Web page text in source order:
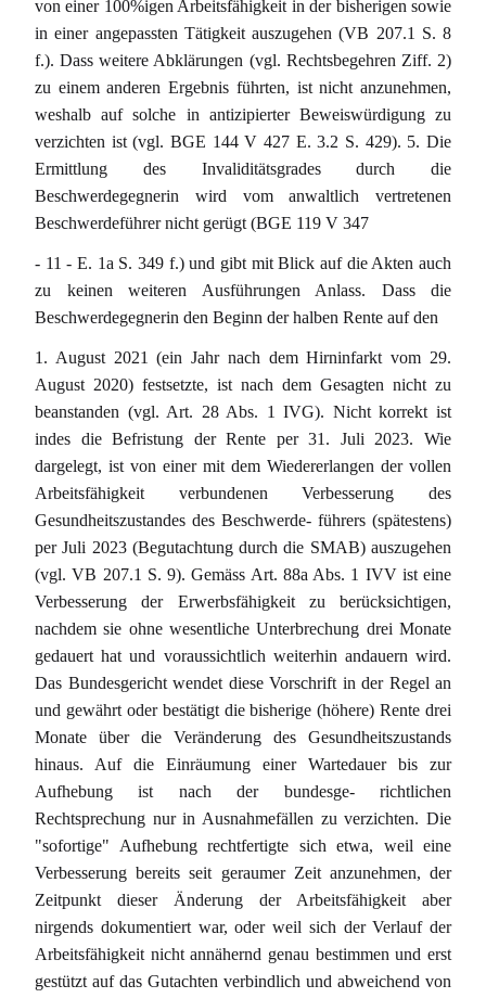
von einer 100%igen Arbeitsfähigkeit in der bisherigen sowie
in einer angepassten Tätigkeit auszugehen (VB 207.1 S. 8
f.). Dass weitere Abklärungen (vgl. Rechtsbegehren Ziff. 2)
zu einem anderen Ergebnis führten, ist nicht anzunehmen,
weshalb auf solche in antizipierter Beweiswürdigung zu
verzichten ist (vgl. BGE 144 V 427 E. 3.2 S. 429). 5. Die
Ermittlung des Invaliditätsgrades durch die
Beschwerdegegnerin wird vom anwaltlich vertretenen
Beschwerdeführer nicht gerügt (BGE 119 V 347
- 11 - E. 1a S. 349 f.) und gibt mit Blick auf die Akten auch
zu keinen weiteren Ausführungen Anlass. Dass die
Beschwerdegegnerin den Beginn der halben Rente auf den
1. August 2021 (ein Jahr nach dem Hirninfarkt vom 29.
August 2020) festsetzte, ist nach dem Gesagten nicht zu
beanstanden (vgl. Art. 28 Abs. 1 IVG). Nicht korrekt ist
indes die Befristung der Rente per 31. Juli 2023. Wie
dargelegt, ist von einer mit dem Wiedererlangen der vollen
Arbeitsfähigkeit verbundenen Verbesserung des
Gesundheitszustandes des Beschwerde- führers (spätestens)
per Juli 2023 (Begutachtung durch die SMAB) auszugehen
(vgl. VB 207.1 S. 9). Gemäss Art. 88a Abs. 1 IVV ist eine
Verbesserung der Erwerbsfähigkeit zu berücksichtigen,
nachdem sie ohne wesentliche Unterbrechung drei Monate
gedauert hat und voraussichtlich weiterhin andauern wird.
Das Bundesgericht wendet diese Vorschrift in der Regel an
und gewährt oder bestätigt die bisherige (höhere) Rente drei
Monate über die Veränderung des Gesundheitszustands
hinaus. Auf die Einräumung einer Wartedauer bis zur
Aufhebung ist nach der bundesge- richtlichen
Rechtsprechung nur in Ausnahmefällen zu verzichten. Die
"sofortige" Aufhebung rechtfertigte sich etwa, weil eine
Verbesserung bereits seit geraumer Zeit anzunehmen, der
Zeitpunkt dieser Änderung der Arbeitsfähigkeit aber
nirgends dokumentiert war, oder weil sich der Verlauf der
Arbeitsfähigkeit nicht annähernd genau bestimmen und erst
gestützt auf das Gutachten verbindlich und abweichend von